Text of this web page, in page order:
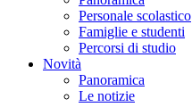
Personale scolastico
Famiglie e studenti
Percorsi di studio
Novità
Panoramica
Le notizie